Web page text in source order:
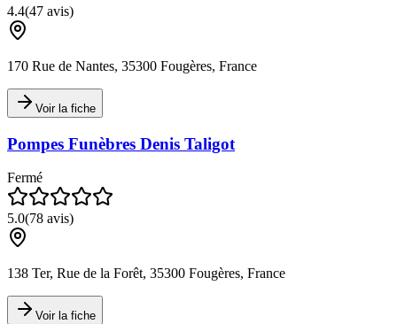
4.4(47 avis)
170 Rue de Nantes, 35300 Fougères, France
Voir la fiche
Pompes Funèbres Denis Taligot
Fermé
5.0(78 avis)
138 Ter, Rue de la Forêt, 35300 Fougères, France
Voir la fiche